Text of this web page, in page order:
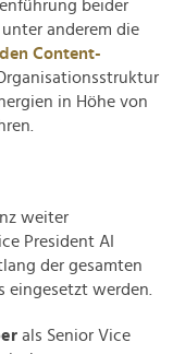
beider
anderem die
Content-
in Höhe von
weiter
President AI
der gesamten
eingesetzt werden.
als Senior Vice